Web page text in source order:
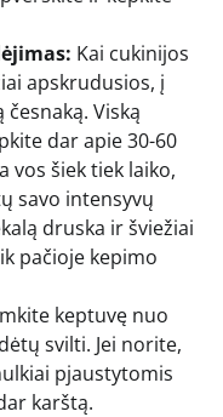
Kai cukinijos
apskrudusios, į
Viską
dar apie 30-60
vos šiek tiek laiko,
savo intensyvų
druska ir šviežiai
pačioje kepimo
keptuvę nuo
svilti. Jei norite,
pjaustytomis
karštą.